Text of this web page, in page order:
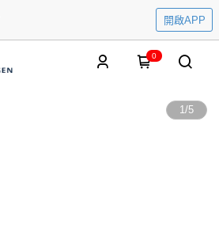
開啟APP
0
1/5